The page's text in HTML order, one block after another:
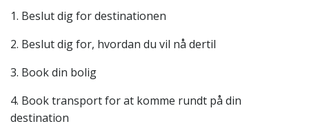
1. Beslut dig for destinationen
2. Beslut dig for, hvordan du vil nå dertil
3. Book din bolig
4. Book transport for at komme rundt på din
destination